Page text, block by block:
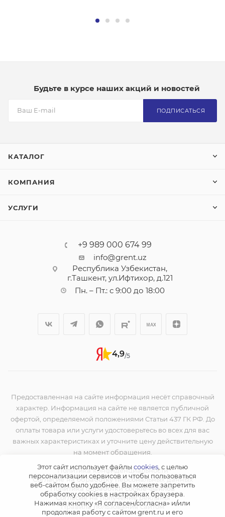
Будьте в курсе наших акций и новостей
ПОДПИСАТЬСЯ
КАТАЛОГ
КОМПАНИЯ
УСЛУГИ
+9 989 000 674 99
info@grent.uz
Республика Узбекистан,
г.Ташкент, ул.Ифтихор, д.121
Пн. – Пт.: с 9:00 до 18:00
4,9/5
Предоставленная на сайте информация несёт справочный
характер. Информация на сайте не является публичной
офертой, определяемой положениями Статьи 437 ГК РФ. До
оплаты товара или услуги удостоверьтесь во всех для вас
важных характеристиках и уточните цену действительную
на момент обращения.
Политика конфиденциальности
Согласие на обработку персональных данных
Политика обработки cookie-файлов
Согласие на получение рекламы
Правила пользования сайтом
Этот сайт использует файлы cookies, с целью
персонализации сервисов и чтобы пользоваться
веб-сайтом было удобнее. Вы можете запретить
обработку сookies в настройках браузера.
Нажимая кнопку «Я согласен/согласна» и/или
продолжая работу с сайтом grent.ru и его